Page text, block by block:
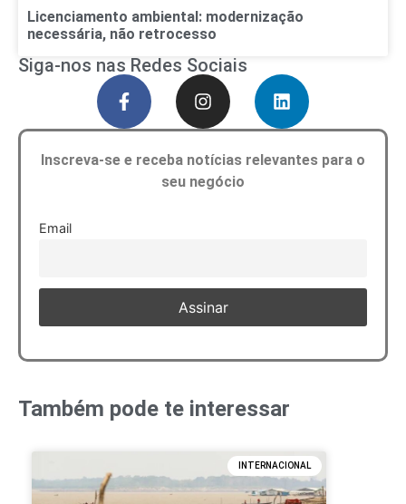
Licenciamento ambiental: modernização
necessária, não retrocesso
Siga-nos nas Redes Sociais
Inscreva-se e receba notícias relevantes para o
seu negócio
Email
Também pode te interessar
INTERNACIONAL